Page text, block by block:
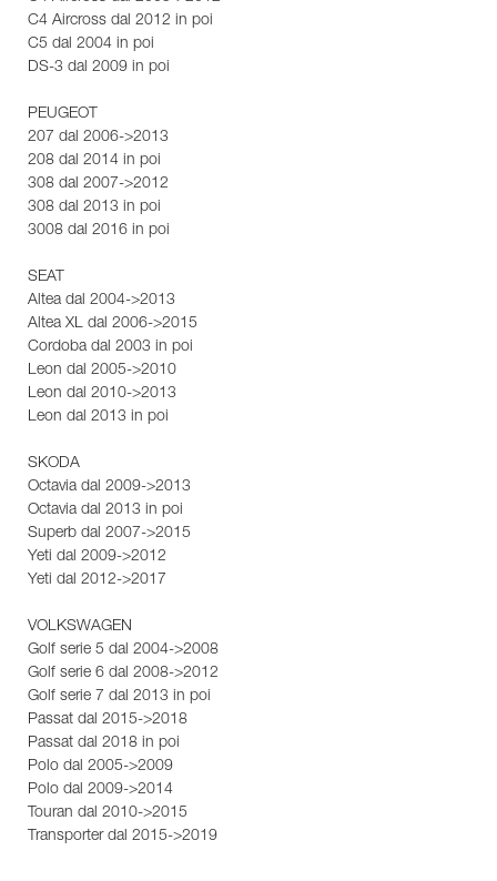
C4 Aircross dal 2012 in poi
C5 dal 2004 in poi
DS-3 dal 2009 in poi
PEUGEOT
207 dal 2006->2013
208 dal 2014 in poi
308 dal 2007->2012
308 dal 2013 in poi
3008 dal 2016 in poi
SEAT
Altea dal 2004->2013
Altea XL dal 2006->2015
Cordoba dal 2003 in poi
Leon dal 2005->2010
Leon dal 2010->2013
Leon dal 2013 in poi
SKODA
Octavia dal 2009->2013
Octavia dal 2013 in poi
Superb dal 2007->2015
Yeti dal 2009->2012
Yeti dal 2012->2017
VOLKSWAGEN
Golf serie 5 dal 2004->2008
Golf serie 6 dal 2008->2012
Golf serie 7 dal 2013 in poi
Passat dal 2015->2018
Passat dal 2018 in poi
Polo dal 2005->2009
Polo dal 2009->2014
Touran dal 2010->2015
Transporter dal 2015->2019